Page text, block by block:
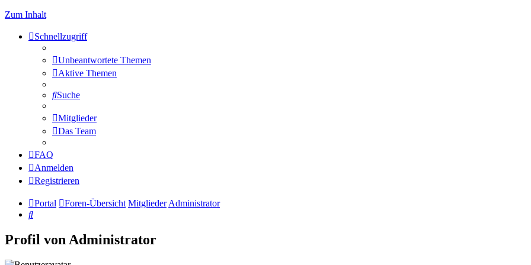
Zum Inhalt
Schnellzugriff
Unbeantwortete Themen
Aktive Themen
Suche
Mitglieder
Das Team
FAQ
Anmelden
Registrieren
Portal Foren-Übersicht Mitglieder Administrator
Suche
Profil von Administrator